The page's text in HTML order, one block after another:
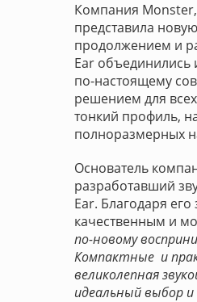
Компания
представила
продолжением и
Ear объединились
по-настоящему
решением для
тонкий профиль,
полноразмерных
Основатель
разработавший
Ear. Благодаря
качественным и
по-новому
Компактные и
великолепная
идеальный выбор